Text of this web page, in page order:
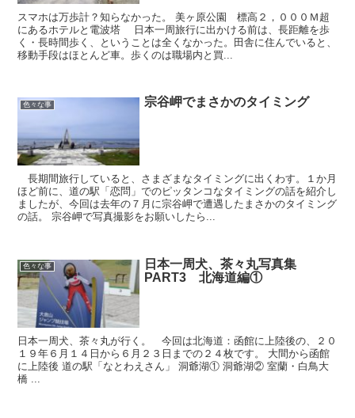
スマホは万歩計？知らなかった。 美ヶ原公園 標高２，０００Ｍ超
にあるホテルと電波塔 日本一周旅行に出かける前は、長距離を歩
く・長時間歩く、ということは全くなかった。田舎に住んでいると、
移動手段はほとんど車。歩くのは職場内と買...
色々な事 宗谷岬でまさかのタイミング
長期間旅行していると、さまざまなタイミングに出くわす。１か月
ほど前に、道の駅「恋問」でのピッタンコなタイミングの話を紹介し
ましたが、今回は去年の７月に宗谷岬で遭遇したまさかのタイミング
の話。 宗谷岬で写真撮影をお願いしたら...
色々な事
日本一周犬、茶々丸写真集
PART3 北海道編①
日本一周犬、茶々丸が行く。 今回は北海道：函館に上陸後の、２０
１９年６月１４日から６月２３日までの２４枚です。 大間から函館
に上陸後 道の駅「なとわえさん」 洞爺湖① 洞爺湖② 室蘭・白鳥大
橋 ...